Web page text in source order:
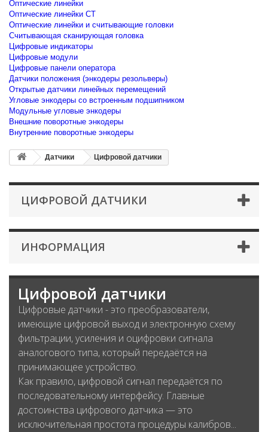
Оптические линейки
Оптические линейки CT
Оптические линейки и считывающие головки
Считывающая сканирующая головка
Цифровые индикаторы
Цифровые модули
Цифровые панели оператора
Датчики положения (энкодеры резольверы)
Открытые датчики линейных перемещений
Угловые энкодеры со встроенным подшипником
Модульные угловые энкодеры
Внешние поворотные энкодеры
Внутренние поворотные энкодеры
Датчики Цифровой датчики
ЦИФРОВОЙ ДАТЧИКИ
ИНФОРМАЦИЯ
Цифровой датчики
Цифровые датчики - это преобразователи,
имеющие цифровой выход и электронную схему
фильтрации, усиления и оцифровки сигнала
аналогового типа, который передаётся на
принимающее устройство.
Как правило, цифровой сигнал передаётся по
последовательному интерфейсу. Главные
достоинства цифрового датчика — это
исключительная простота процедуры калибров...